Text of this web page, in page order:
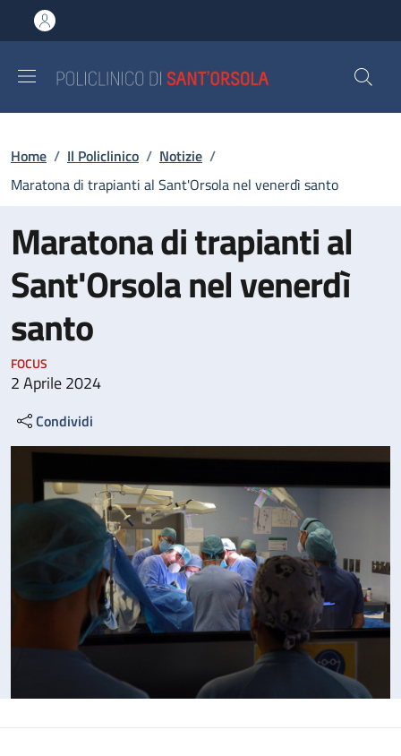
al contenuto principale
to footer content
Briciole di pane
Home / Il Policlinico / Notizie /
Maratona di trapianti al Sant'Orsola nel venerdì santo
Maratona di trapianti al
Sant'Orsola nel venerdì
santo
FOCUS
2 Aprile 2024
Condividi